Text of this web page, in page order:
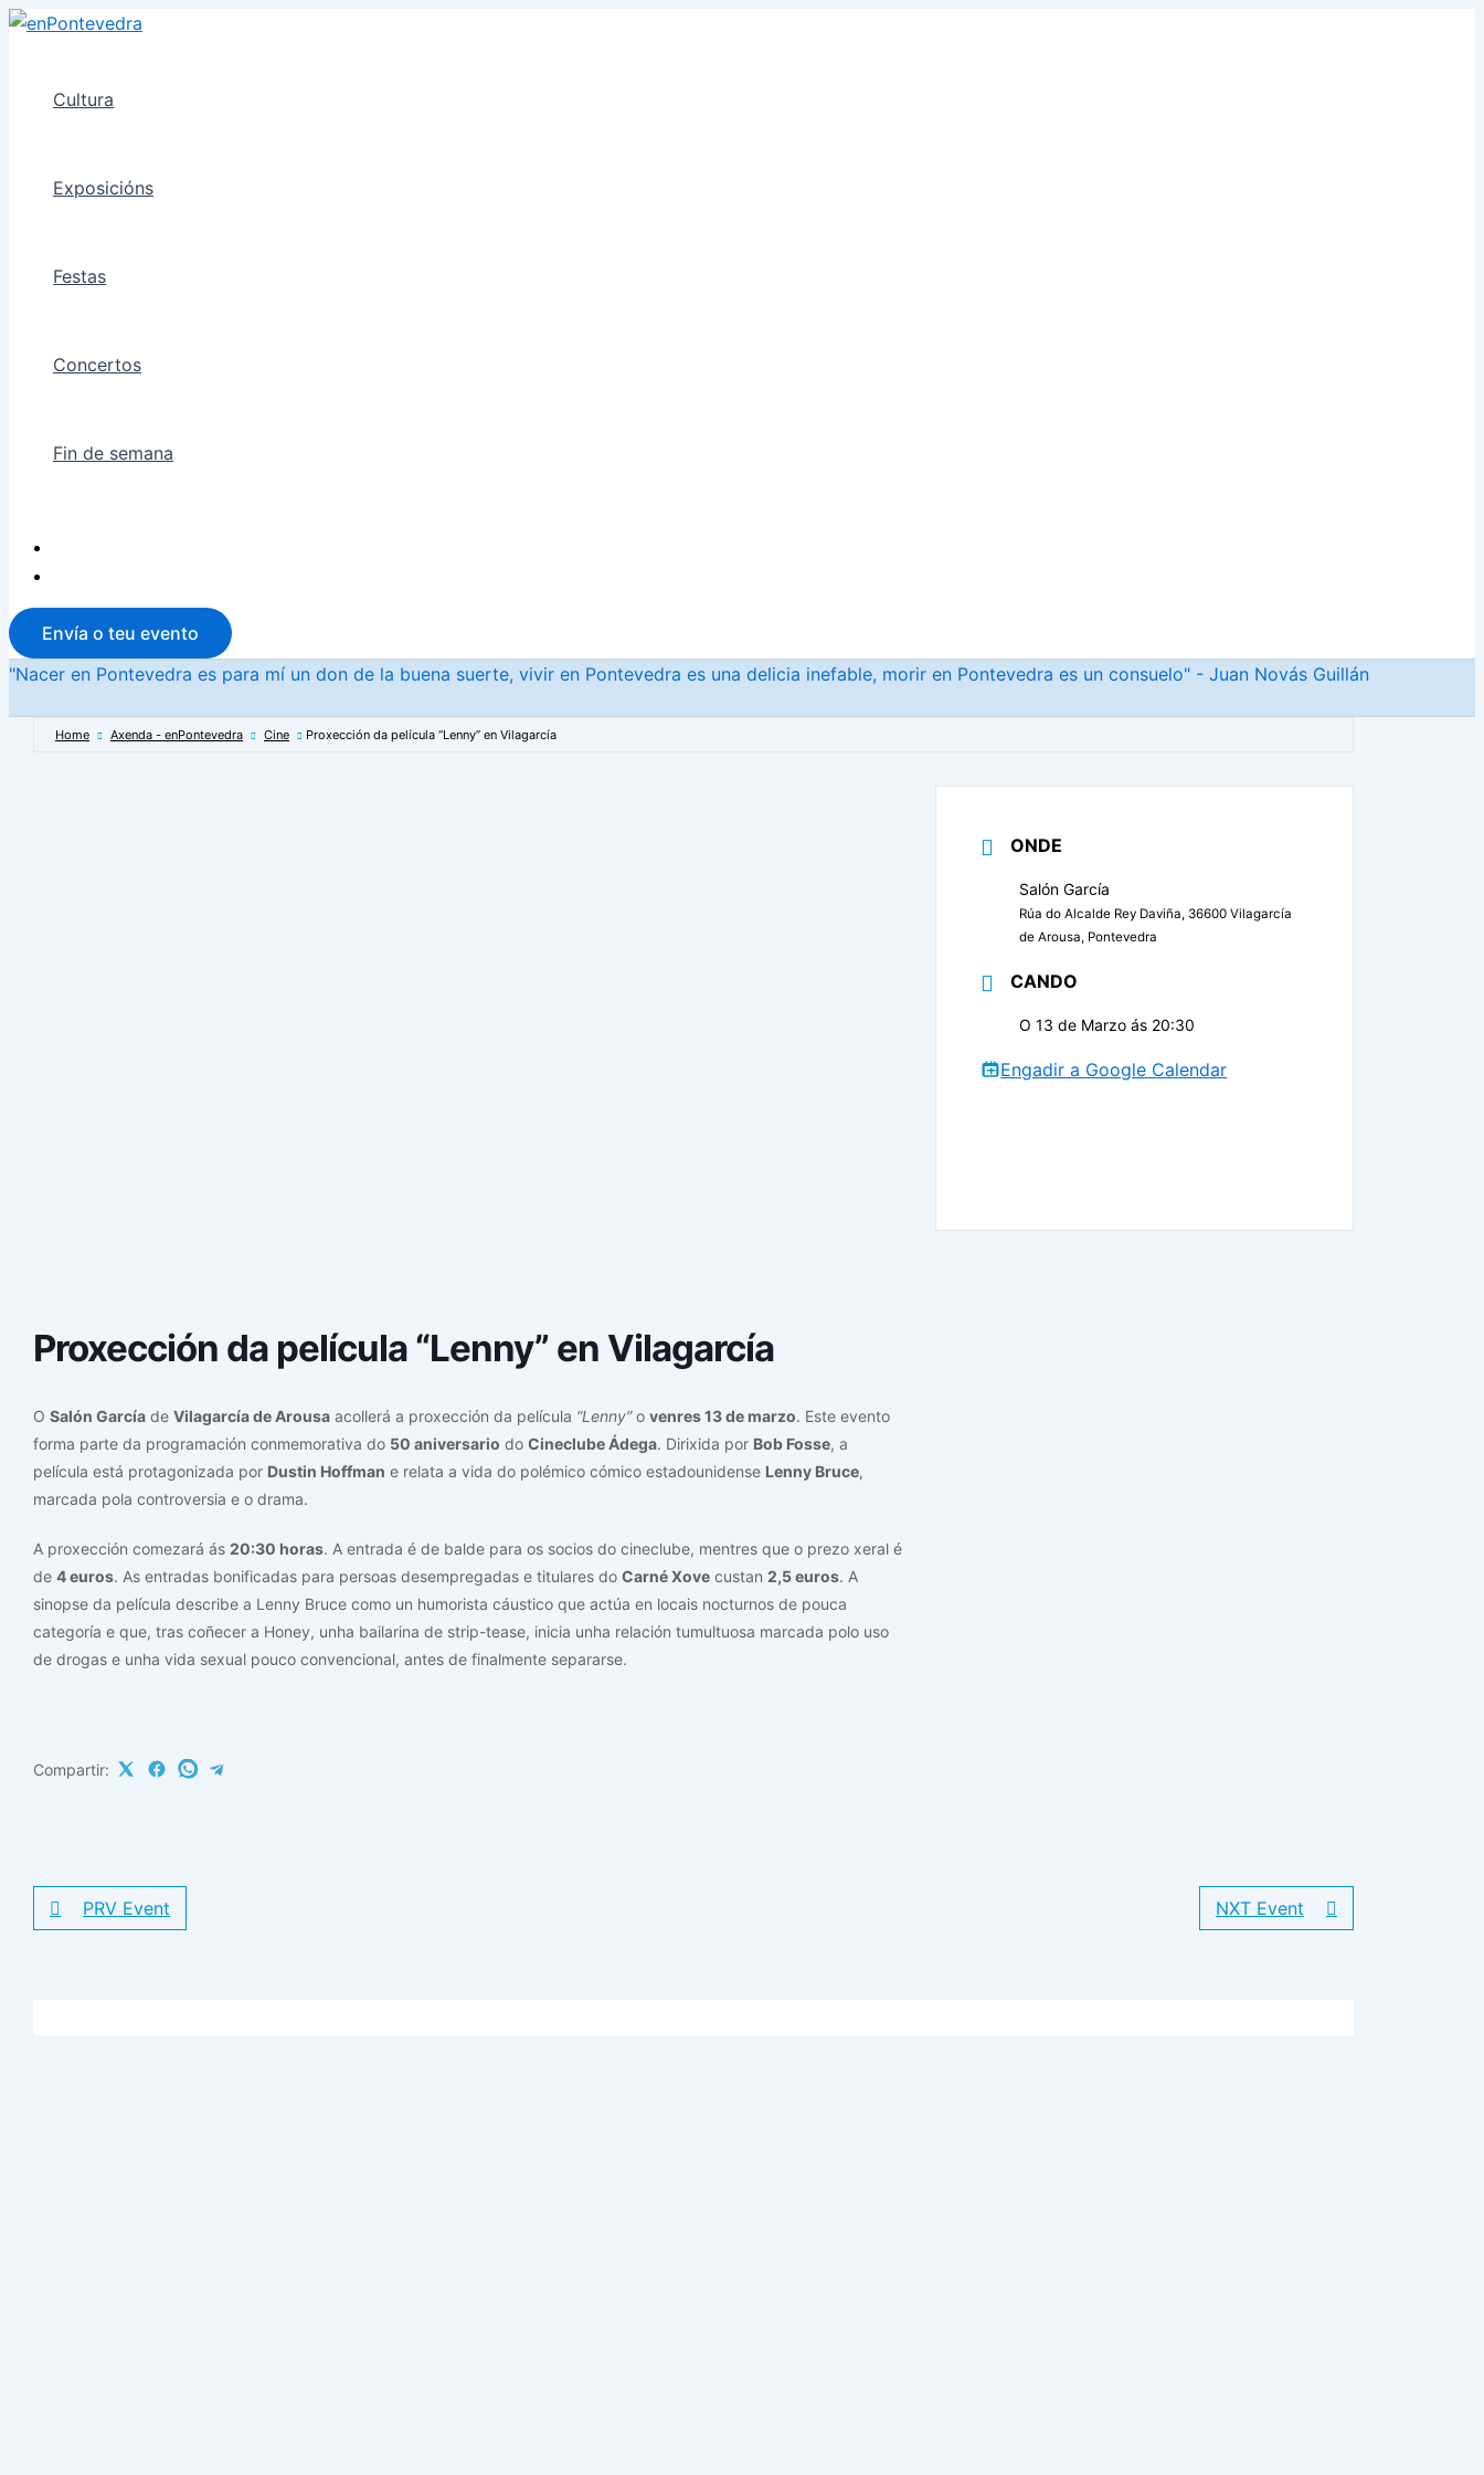
Ir
Cultura
Exposicións
Festas
Concertos
Fin de semana
Envía o teu evento
"Nacer en Pontevedra es para mí un don de la buena suerte, vivir en Pontevedra es una delicia inefable, morir en Pontevedra es un consuelo" - Juan Novás Guillán
Home Axenda - enPontevedra Cine Proxección da película “Lenny” en Vilagarcía
Proxección da película “Lenny” en Vilagarcía
O Salón García de Vilagarcía de Arousa acollerá a proxección da película “Lenny”o venres 13 de marzo. Este evento
forma parte da programación conmemorativa do 50 aniversario do Cineclube Ádega. Dirixida por Bob Fosse, a
película está protagonizada por Dustin Hoffman e relata a vida do polémico cómico estadounidense Lenny Bruce,
marcada pola controversia e o drama.
A proxección comezará ás 20:30 horas. A entrada é de balde para os socios do cineclube, mentres que o prezo xeral é
de 4 euros. As entradas bonificadas para persoas desempregadas e titulares do Carné Xove custan 2,5 euros. A
sinopse da película describe a Lenny Bruce como un humorista cáustico que actúa en locais nocturnos de pouca
categoría e que, tras coñecer a Honey, unha bailarina de strip-tease, inicia unha relación tumultuosa marcada polo uso
de drogas e unha vida sexual pouco convencional, antes de finalmente separarse.
Compartir:
ONDE
Salón García
Rúa do Alcalde Rey Daviña, 36600 Vilagarcía
de Arousa, Pontevedra
CANDO
O 13 de Marzo ás 20:30
Engadir a Google Calendar
PRV Event NXT Event